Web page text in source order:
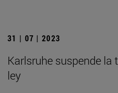
31 | 07 | 2023
Karlsruhe suspende
ley